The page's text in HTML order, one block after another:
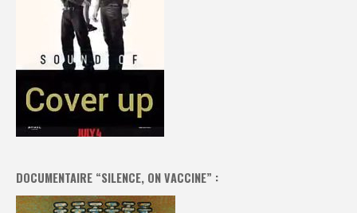
DOCUMENTAIRE “SILENCE, ON VACCINE” :